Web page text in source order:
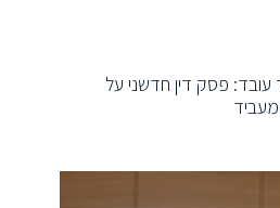
פסק דין חדשני על